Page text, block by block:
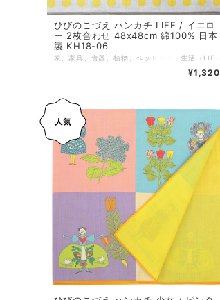
ひびのこづえ ハンカチ LIFE / イエロ
ー 2枚合わせ 48x48cm 綿100% 日本
製 KH18-06
¥1,320